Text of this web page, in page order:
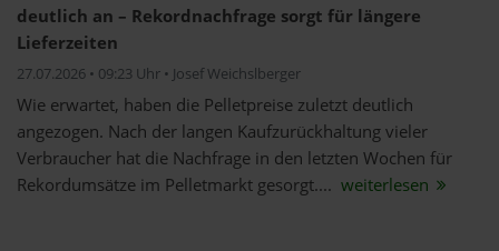
deutlich an – Rekordnachfrage sorgt für längere
Lieferzeiten
27.07.2026 • 09:23 Uhr • Josef Weichslberger
Wie erwartet, haben die Pelletpreise zuletzt deutlich
angezogen. Nach der langen Kaufzurückhaltung vieler
Verbraucher hat die Nachfrage in den letzten Wochen für
Rekordumsätze im Pelletmarkt gesorgt.... weiterlesen